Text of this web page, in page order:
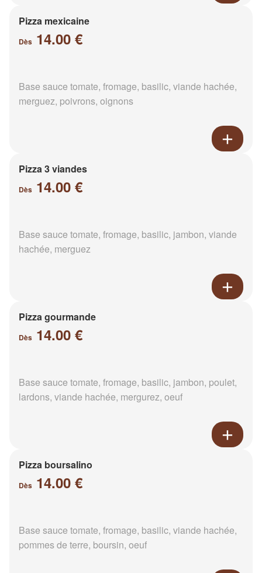
Pizza mexicaine
Dès 14.00 €
Base sauce tomate, fromage, basilic, viande hachée,
merguez, poivrons, oignons
Pizza 3 viandes
Dès 14.00 €
Base sauce tomate, fromage, basilic, jambon, viande
hachée, merguez
Pizza gourmande
Dès 14.00 €
Base sauce tomate, fromage, basilic, jambon, poulet,
lardons, viande hachée, mergurez, oeuf
Pizza boursalino
Dès 14.00 €
Base sauce tomate, fromage, basilic, viande hachée,
pommes de terre, boursin, oeuf